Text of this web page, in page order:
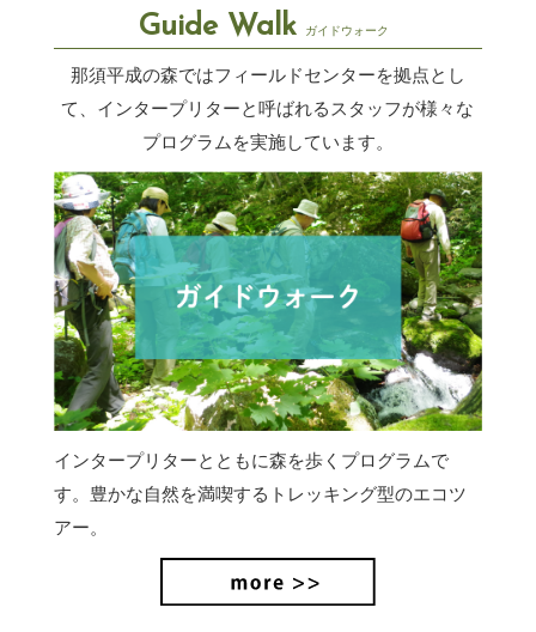
Guide Walk ガイドウォーク
那須平成の森ではフィールドセンターを拠点とし
て、インタープリターと呼ばれるスタッフが様々な
プログラムを実施しています。
インタープリターとともに森を歩くプログラムで
す。豊かな自然を満喫するトレッキング型のエコツ
アー。